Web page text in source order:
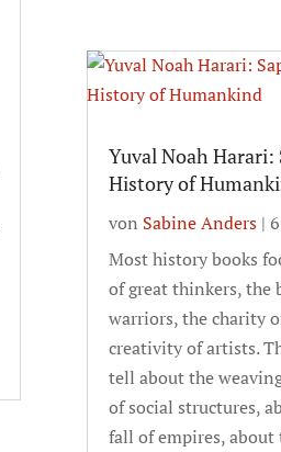
Yuval Noah Harari:
History of
von Sabine Anders |
Most history books
of great thinkers, the
warriors, the charity
creativity of artists.
tell about the
of social structures,
fall of empires, about